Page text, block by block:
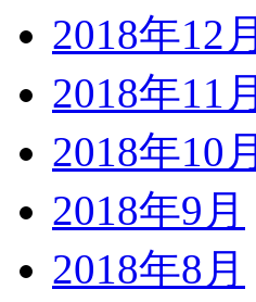
2018年12月
2018年11月
2018年10月
2018年9月
2018年8月